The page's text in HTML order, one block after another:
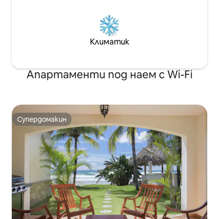
Климатик
Апартаменти под наем с Wi-Fi
Супердомакин
Супердомакин